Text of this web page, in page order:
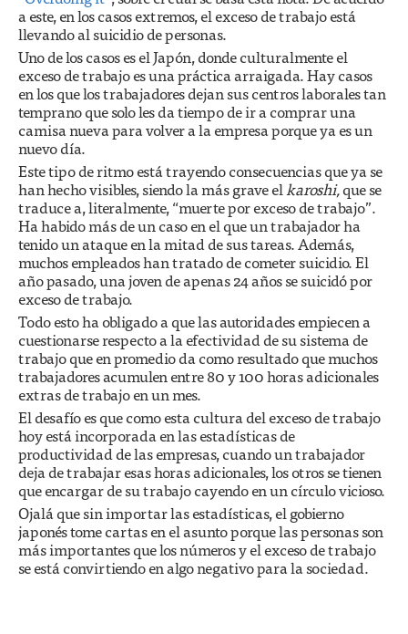
a este, en los casos extremos, el exceso de trabajo está
llevando al suicidio de personas.
Uno de los casos es el Japón, donde culturalmente el
exceso de trabajo es una práctica arraigada. Hay casos
en los que los trabajadores dejan sus centros laborales tan
temprano que solo les da tiempo de ir a comprar una
camisa nueva para volver a la empresa porque ya es un
nuevo día.
Este tipo de ritmo está trayendo consecuencias que ya se
han hecho visibles, siendo la más grave elkaroshi,que se
traduce a, literalmente, “muerte por exceso de trabajo”.
Ha habido más de un caso en el que un trabajador ha
tenido un ataque en la mitad de sus tareas. Además,
muchos empleados han tratado de cometer suicidio. El
año pasado, una joven de apenas 24 años se suicidó por
exceso de trabajo.
Todo esto ha obligado a que las autoridades empiecen a
cuestionarse respecto a la efectividad de su sistema de
trabajo que en promedio da como resultado que muchos
trabajadores acumulen entre 80 y 100 horas adicionales
extras de trabajo en un mes.
El desafío es que como esta cultura del exceso de trabajo
hoy está incorporada en las estadísticas de
productividad de las empresas, cuando un trabajador
deja de trabajar esas horas adicionales, los otros se tienen
que encargar de su trabajo cayendo en un círculo vicioso.
Ojalá que sin importar las estadísticas, el gobierno
japonés tome cartas en el asunto porque las personas son
más importantes que los números y el exceso de trabajo
se está convirtiendo en algo negativo para la sociedad.